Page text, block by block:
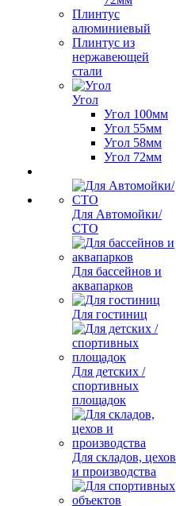
Плинтус
алюминиевый
Плинтус из
нержавеющей
стали
Угол
Угол 100мм
Угол 55мм
Угол 58мм
Угол 72мм
Для Автомойки/
СТО
Для бассейнов и
аквапарков
Для гостиниц
Для детских /
спортивных
площадок
Для складов, цехов
и производства